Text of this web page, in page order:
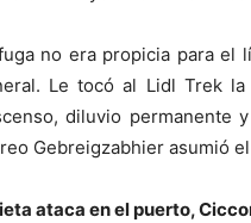
no era propicia para el
Le tocó al Lidl Trek
diluvio permanente
Gebreigzabhier asumió
ataca en el puerto,